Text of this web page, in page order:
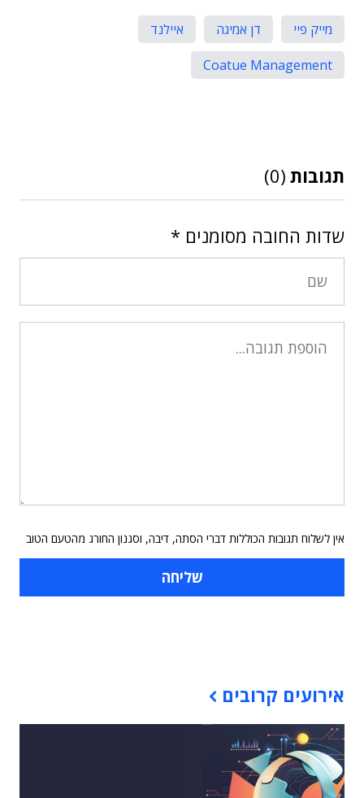
מייק פיי דן אמיגה
איילנד
Coatue Management
תגובות (0)
שדות החובה מסומנים *
אין לשלוח תגובות הכוללות דברי הסתה, דיבה, וסגנון החורג מהטעם הטוב
אירועים קרובים